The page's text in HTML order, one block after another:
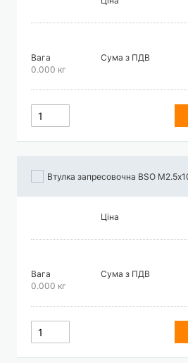
Вага
0.000 кг
Сума з ПДВ
Втулка запресовочна BSO
Ціна
Вага
0.000 кг
Сума з ПДВ